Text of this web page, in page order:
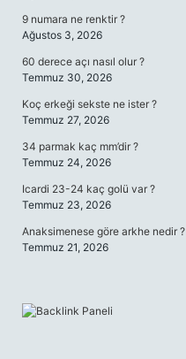
9 numara ne renktir ?
Ağustos 3, 2026
60 derece açı nasıl olur ?
Temmuz 30, 2026
Koç erkeği sekste ne ister ?
Temmuz 27, 2026
34 parmak kaç mm’dir ?
Temmuz 24, 2026
Icardi 23-24 kaç golü var ?
Temmuz 23, 2026
Anaksimenese göre arkhe nedir ?
Temmuz 21, 2026